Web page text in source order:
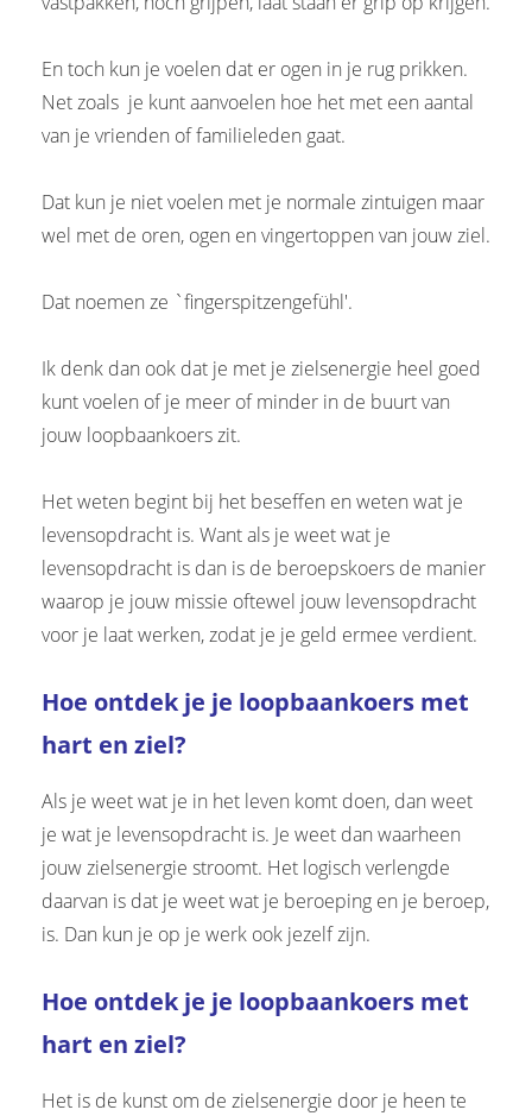
En toch kun je voelen dat er ogen in je rug prikken.
Net zoals je kunt aanvoelen hoe het met een aantal
van je vrienden of familieleden gaat.
Dat kun je niet voelen met je normale zintuigen maar
wel met de oren, ogen en vingertoppen van jouw ziel.
Dat noemen ze `fingerspitzengefühl'.
Ik denk dan ook dat je met je zielsenergie heel goed
kunt voelen of je meer of minder in de buurt van
jouw loopbaankoers zit.
Het weten begint bij het beseffen en weten wat je
levensopdracht is. Want als je weet wat je
levensopdracht is dan is de beroepskoers de manier
waarop je jouw missie oftewel jouw levensopdracht
voor je laat werken, zodat je je geld ermee verdient.
Hoe ontdek je je loopbaankoers met
hart en ziel?
Als je weet wat je in het leven komt doen, dan weet
je wat je levensopdracht is. Je weet dan waarheen
jouw zielsenergie stroomt. Het logisch verlengde
daarvan is dat je weet wat je beroeping en je beroep,
is. Dan kun je op je werk ook jezelf zijn.
Hoe ontdek je je loopbaankoers met
hart en ziel?
Het is de kunst om de zielsenergie door je heen te